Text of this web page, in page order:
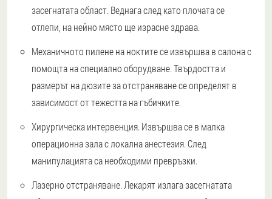
засегнатата област. Веднага след като плочата се
отлепи, на нейно място ще израсне здрава.
Механичното пилене на ноктите се извършва в салона с
помощта на специално оборудване. Твърдостта и
размерът на дюзите за отстраняване се определят в
зависимост от тежестта на гъбичките.
Хирургическа интервенция. Извършва се в малка
операционна зала с локална анестезия. След
манипулацията са необходими превръзки.
Лазерно отстраняване. Лекарят излага засегнатата